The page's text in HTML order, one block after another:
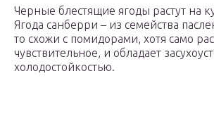
Черные блестящие ягоды растут на
Ягода санберри – из семейства
то схожи с помидорами, хотя само
чувствительное, и обладает
холодостойкостью.